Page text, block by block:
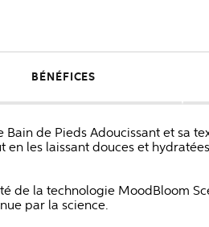
BÉNÉFICES
Bain de Pieds Adoucissant et sa
en les laissant douces et
de la technologie MoodBloom
par la science.